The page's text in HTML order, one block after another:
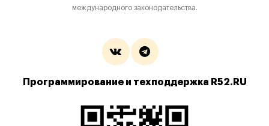
международного законодательства.
Программирование и техподдержка R52.RU